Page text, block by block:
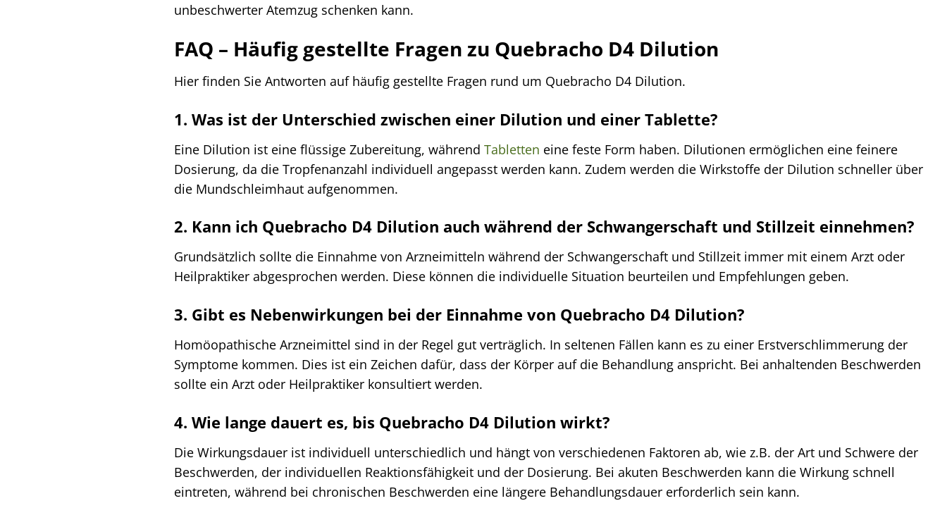
unbeschwerter Atemzug schenken kann.
FAQ – Häufig gestellte Fragen zu Quebracho D4 Dilution
Hier finden Sie Antworten auf häufig gestellte Fragen rund um Quebracho D4 Dilution.
1. Was ist der Unterschied zwischen einer Dilution und einer Tablette?
Eine Dilution ist eine flüssige Zubereitung, während Tabletten eine feste Form haben. Dilutionen ermöglichen eine feinere
Dosierung, da die Tropfenanzahl individuell angepasst werden kann. Zudem werden die Wirkstoffe der Dilution schneller über
die Mundschleimhaut aufgenommen.
2. Kann ich Quebracho D4 Dilution auch während der Schwangerschaft und Stillzeit einnehmen?
Grundsätzlich sollte die Einnahme von Arzneimitteln während der Schwangerschaft und Stillzeit immer mit einem Arzt oder
Heilpraktiker abgesprochen werden. Diese können die individuelle Situation beurteilen und Empfehlungen geben.
3. Gibt es Nebenwirkungen bei der Einnahme von Quebracho D4 Dilution?
Homöopathische Arzneimittel sind in der Regel gut verträglich. In seltenen Fällen kann es zu einer Erstverschlimmerung der
Symptome kommen. Dies ist ein Zeichen dafür, dass der Körper auf die Behandlung anspricht. Bei anhaltenden Beschwerden
sollte ein Arzt oder Heilpraktiker konsultiert werden.
4. Wie lange dauert es, bis Quebracho D4 Dilution wirkt?
Die Wirkungsdauer ist individuell unterschiedlich und hängt von verschiedenen Faktoren ab, wie z.B. der Art und Schwere der
Beschwerden, der individuellen Reaktionsfähigkeit und der Dosierung. Bei akuten Beschwerden kann die Wirkung schnell
eintreten, während bei chronischen Beschwerden eine längere Behandlungsdauer erforderlich sein kann.